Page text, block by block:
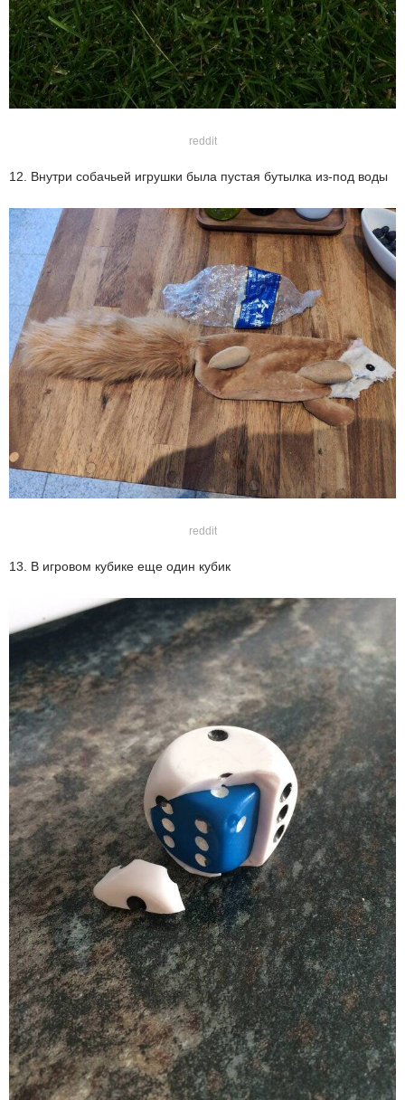
reddit
12. Внутри собачьей игрушки была пустая бутылка из-под воды
reddit
13. В игровом кубике еще один кубик